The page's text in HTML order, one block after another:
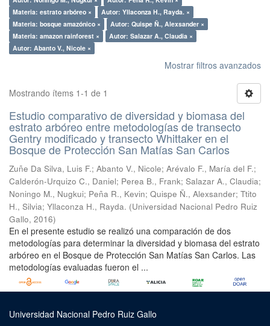
Materia: estrato arbóreo ×
Autor: Yllaconza H., Rayda. ×
Materia: bosque amazónico ×
Autor: Quispe Ñ., Alexsander ×
Materia: amazon rainforest ×
Autor: Salazar A., Claudia ×
Autor: Abanto V., Nicole ×
Mostrar filtros avanzados
Mostrando ítems 1-1 de 1
Estudio comparativo de diversidad y biomasa del
estrato arbóreo entre metodologías de transecto
Gentry modificado y transecto Whittaker en el
Bosque de Protección San Matías San Carlos
Zuñe Da Silva, Luis F.; Abanto V., Nicole; Arévalo F., María del F.;
Calderón-Urquizo C., Daniel; Perea B., Frank; Salazar A., Claudia;
Noningo M., Nugkui; Peña R., Kevin; Quispe Ñ., Alexsander; Ttito
H., Silvia; Yllaconza H., Rayda. (Universidad Nacional Pedro Ruiz
Gallo, 2016)
En el presente estudio se realizó una comparación de dos
metodologías para determinar la diversidad y biomasa del estrato
arbóreo en el Bosque de Protección San Matías San Carlos. Las
metodologías evaluadas fueron el ...
Universidad Nacional Pedro Ruiz Gallo